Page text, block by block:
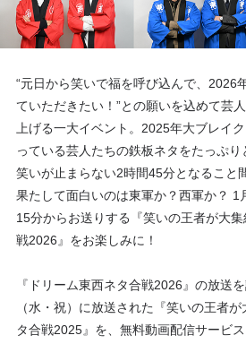
“元日から笑いで福を呼び込んで、2026
ていただきたい！”との願いを込めて芸
上げる一大イベント。2025年大ブレイ
っている芸人たちの鉄板ネタをたっぷり
笑いが止まらない2時間45分となること
果たして面白いのは東軍か？西軍か？ 1
15分からお送りする『笑いの王者が大
戦2026』をお楽しみに！
『ドリーム東西ネタ合戦2026』の放送
（水・祝）に放送された『笑いの王者
タ合戦2025』を、無料動画配信サービス